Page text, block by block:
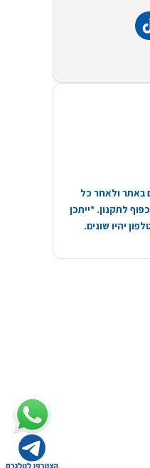
באתר ולאחר כל
לתקנון. *ייתכן
יהיו שונים.